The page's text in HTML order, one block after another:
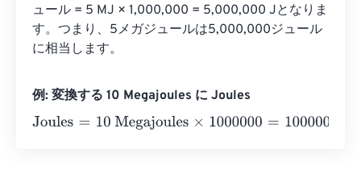
ュール = 5 MJ × 1,000,000 = 5,000,000 Jとなりま
す。つまり、5メガジュールは5,000,000ジュール
に相当します。
例: 変換する 10 Megajoules に Joules
Joules= 10 Megajoules×1000000=10000000 Joules